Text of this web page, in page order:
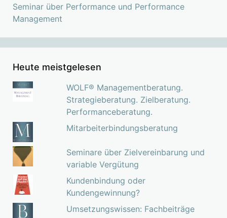
Seminar über Performance und Performance
Management
Heute meistgelesen
WOLF® Managementberatung.
Strategieberatung. Zielberatung.
Performanceberatung.
Mitarbeiterbindungsberatung
Seminare über Zielvereinbarung und
variable Vergütung
Kundenbindung oder
Kundengewinnung?
Umsetzungswissen: Fachbeiträge